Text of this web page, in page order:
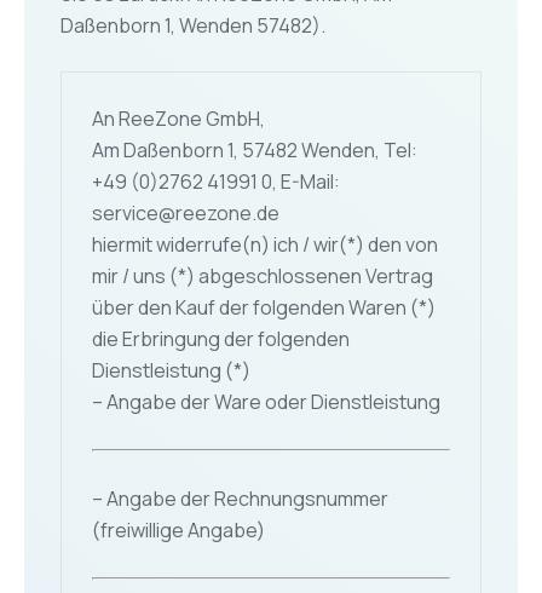
Daßenborn 1, Wenden 57482).
An ReeZone GmbH,
Am Daßenborn 1, 57482 Wenden, Tel:
+49 (0)2762 41991 0, E-Mail:
service@reezone.de
hiermit widerrufe(n) ich / wir(*) den von
mir / uns (*) abgeschlossenen Vertrag
über den Kauf der folgenden Waren (*)
die Erbringung der folgenden
Dienstleistung (*)
– Angabe der Ware oder Dienstleistung
– Angabe der Rechnungsnummer
(freiwillige Angabe)